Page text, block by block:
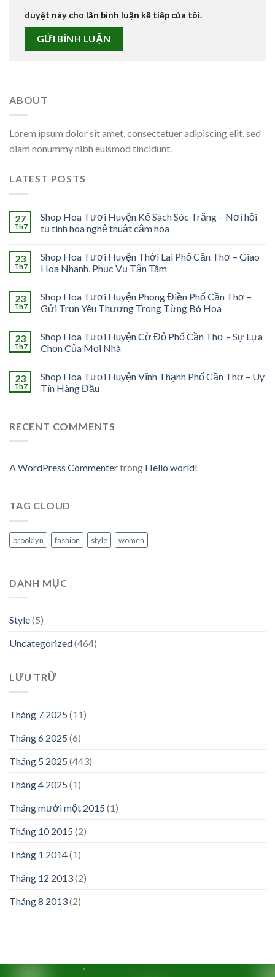
duyệt này cho lần bình luận kế tiếp của tôi.
ABOUT
Lorem ipsum dolor sit amet, consectetuer adipiscing elit, sed
diam nonummy nibh euismod tincidunt.
LATEST POSTS
27
Th7
Shop Hoa Tươi Huyện Kế Sách Sóc Trăng – Nơi hội
tụ tinh hoa nghệ thuật cắm hoa
23
Th7
Shop Hoa Tươi Huyện Thới Lai Phố Cần Thơ – Giao
Hoa Nhanh, Phục Vụ Tận Tâm
23
Th7
Shop Hoa Tươi Huyện Phong Điền Phố Cần Thơ –
Gửi Trọn Yêu Thương Trong Từng Bó Hoa
23
Th7
Shop Hoa Tươi Huyện Cờ Đỏ Phố Cần Thơ – Sự Lựa
Chọn Của Mọi Nhà
23
Th7
Shop Hoa Tươi Huyện Vĩnh Thạnh Phố Cần Thơ – Uy
Tín Hàng Đầu
RECENT COMMENTS
A WordPress Commentertrong Hello world!
TAG CLOUD
brooklyn fashion style women
DANH MỤC
Style(5)
Uncategorized(464)
LƯU TRỮ
Tháng 7 2025 (11)
Tháng 6 2025 (6)
Tháng 5 2025 (443)
Tháng 4 2025 (1)
Tháng mười một 2015 (1)
Tháng 10 2015 (2)
Tháng 1 2014(1)
Tháng 12 2013(2)
Tháng 8 2013(2)